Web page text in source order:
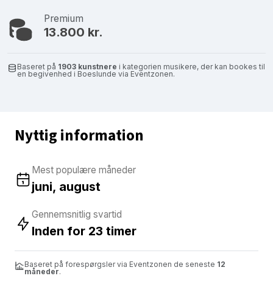
Premium
13.800 kr.
Baseret på 1903 kunstnere i kategorien musikere, der kan bookes til
en begivenhed i Boeslunde via Eventzonen.
Nyttig information
Mest populære måneder
juni, august
Gennemsnitlig svartid
Inden for 23 timer
Baseret på forespørgsler via Eventzonen de seneste 12
måneder.